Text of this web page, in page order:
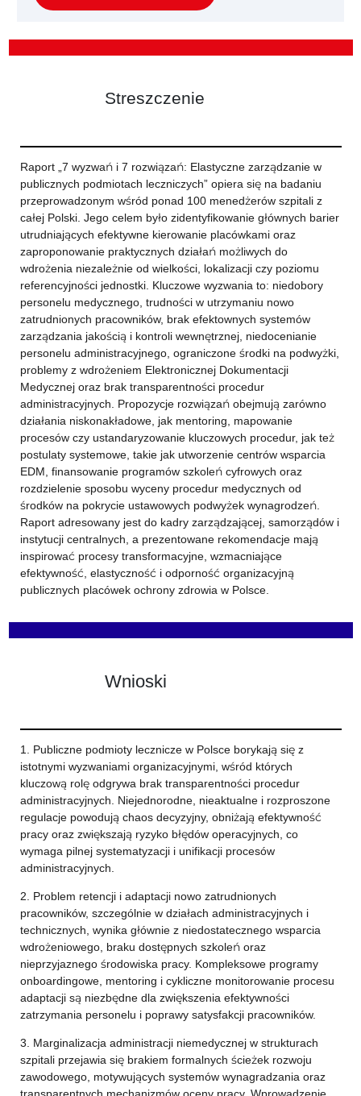
Streszczenie
Raport „7 wyzwań i 7 rozwiązań: Elastyczne zarządzanie w
publicznych podmiotach leczniczych” opiera się na badaniu
przeprowadzonym wśród ponad 100 menedżerów szpitali z
całej Polski. Jego celem było zidentyfikowanie głównych barier
utrudniających efektywne kierowanie placówkami oraz
zaproponowanie praktycznych działań możliwych do
wdrożenia niezależnie od wielkości, lokalizacji czy poziomu
referencyjności jednostki. Kluczowe wyzwania to: niedobory
personelu medycznego, trudności w utrzymaniu nowo
zatrudnionych pracowników, brak efektownych systemów
zarządzania jakością i kontroli wewnętrznej, niedocenianie
personelu administracyjnego, ograniczone środki na podwyżki,
problemy z wdrożeniem Elektronicznej Dokumentacji
Medycznej oraz brak transparentności procedur
administracyjnych. Propozycje rozwiązań obejmują zarówno
działania niskonakładowe, jak mentoring, mapowanie
procesów czy ustandaryzowanie kluczowych procedur, jak też
postulaty systemowe, takie jak utworzenie centrów wsparcia
EDM, finansowanie programów szkoleń cyfrowych oraz
rozdzielenie sposobu wyceny procedur medycznych od
środków na pokrycie ustawowych podwyżek wynagrodzeń.
Raport adresowany jest do kadry zarządzającej, samorządów i
instytucji centralnych, a prezentowane rekomendacje mają
inspirować procesy transformacyjne, wzmacniające
efektywność, elastyczność i odporność organizacyjną
publicznych placówek ochrony zdrowia w Polsce.
Wnioski
1. Publiczne podmioty lecznicze w Polsce borykają się z
istotnymi wyzwaniami organizacyjnymi, wśród których
kluczową rolę odgrywa brak transparentności procedur
administracyjnych. Niejednorodne, nieaktualne i rozproszone
regulacje powodują chaos decyzyjny, obniżają efektywność
pracy oraz zwiększają ryzyko błędów operacyjnych, co
wymaga pilnej systematyzacji i unifikacji procesów
administracyjnych.
2. Problem retencji i adaptacji nowo zatrudnionych
pracowników, szczególnie w działach administracyjnych i
technicznych, wynika głównie z niedostatecznego wsparcia
wdrożeniowego, braku dostępnych szkoleń oraz
nieprzyjaznego środowiska pracy. Kompleksowe programy
onboardingowe, mentoring i cykliczne monitorowanie procesu
adaptacji są niezbędne dla zwiększenia efektywności
zatrzymania personelu i poprawy satysfakcji pracowników.
3. Marginalizacja administracji niemedycznej w strukturach
szpitali przejawia się brakiem formalnych ścieżek rozwoju
zawodowego, motywujących systemów wynagradzania oraz